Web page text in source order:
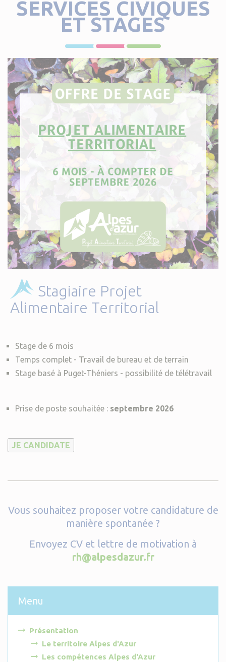
SERVICES CIVIQUES
ET STAGES
Stagiaire Projet
Alimentaire Territorial
Stage de 6 mois
Temps complet - Travail de bureau et de terrain
Stage basé à Puget-Théniers - possibilité de télétravail
Prise de poste souhaitée : septembre 2026
Vous souhaitez proposer votre candidature de
manière spontanée ?
Envoyez CV et lettre de motivation à
rh@alpesdazur.fr
Menu
Présentation
Le territoire Alpes d'Azur
Les compétences Alpes d'Azur